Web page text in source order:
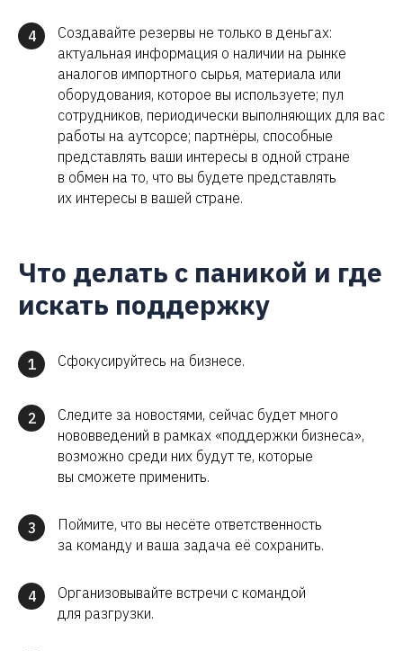
4
Создавайте резервы не только в деньгах:
актуальная информация о наличии на рынке
аналогов импортного сырья, материала или
оборудования, которое вы используете; пул
сотрудников, периодически выполняющих для вас
работы на аутсорсе; партнёры, способные
представлять ваши интересы в одной стране
в обмен на то, что вы будете представлять
их интересы в вашей стране.
Что делать с паникой и где
искать поддержку
1 Сфокусируйтесь на бизнесе.
2
Следите за новостями, сейчас будет много
нововведений в рамках «поддержки бизнеса»,
возможно среди них будут те, которые
вы сможете применить.
3
Поймите, что вы несёте ответственность
за команду и ваша задача её сохранить.
4
Организовывайте встречи с командой
для разгрузки.